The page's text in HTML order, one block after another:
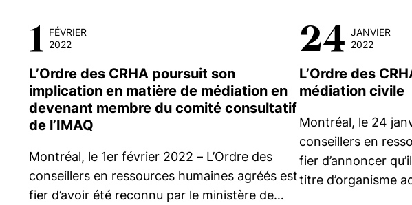
1
FÉVRIER
2022
L’Ordre des CRHA poursuit son
implication en matière de médiation en
devenant membre du comité consultatif
de l’IMAQ
Montréal, le 1er février 2022 – L’Ordre des
conseillers en ressources humaines agréés est
fier d’avoir été reconnu par le ministère de…
24 JANVIER
2022
L’Ordre des
médiation civile
Montréal, le 24
conseillers en
fier d’annoncer
titre d’organisme